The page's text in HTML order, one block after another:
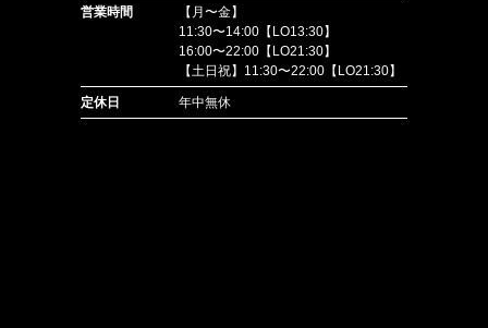
営業時間
【月〜金】
11:30〜14:00【LO13:30】
16:00〜22:00【LO21:30】
【土日祝】11:30〜22:00【LO21:30】
定休日 年中無休